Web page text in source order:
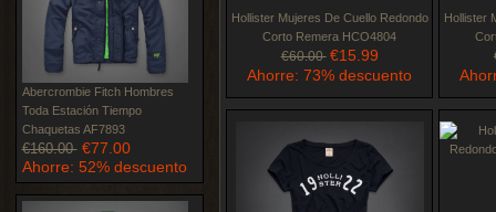
Abercrombie Fitch Hombres
Toda Estación Tiempo
Chaquetas AF7893
€160.00 €77.00
Ahorre: 52% descuento
Hollister Mujeres De Cuello Redondo
Corto Remera HCO4804
€60.00 €15.99
Ahorre: 73% descuento
Hollister